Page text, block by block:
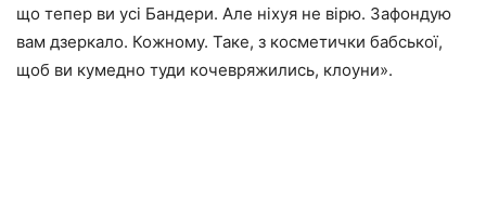
що тепер ви усі Бандери. Але ніхуя не вірю. Зафондую
вам дзеркало. Кожному. Таке, з косметички бабської,
щоб ви кумедно туди кочевряжились, клоуни».